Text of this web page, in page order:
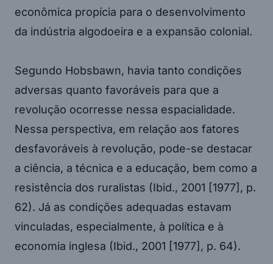
econômica propícia para o desenvolvimento
da indústria algodoeira e a expansão colonial.
Segundo Hobsbawn, havia tanto condições
adversas quanto favoráveis para que a
revolução ocorresse nessa espacialidade.
Nessa perspectiva, em relação aos fatores
desfavoráveis à revolução, pode-se destacar
a ciência, a técnica e a educação, bem como a
resistência dos ruralistas (Ibid., 2001 [1977], p.
62). Já as condições adequadas estavam
vinculadas, especialmente, à política e à
economia inglesa (Ibid., 2001 [1977], p. 64).